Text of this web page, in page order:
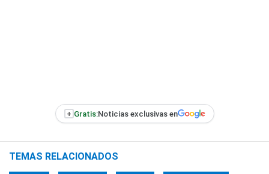
+ Gratis:Noticias exclusivas en
TEMAS RELACIONADOS